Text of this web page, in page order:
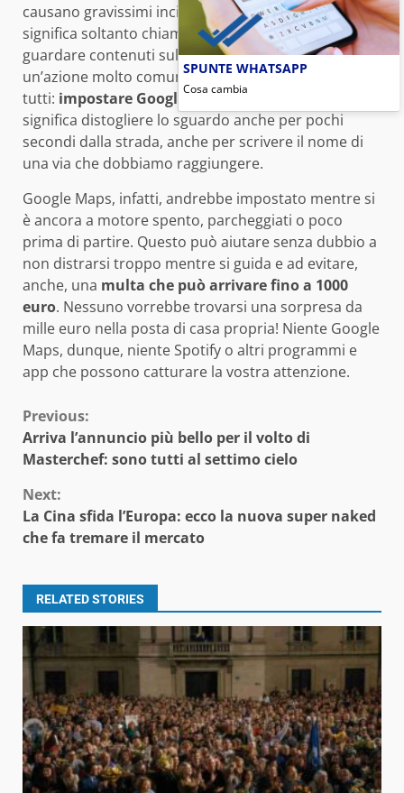
causano gravissimi incidenti. Ma questo non
significa soltanto chiamare, mandare messaggi o
guardare contenuti sullo schermo, vi rientra anche
un’azione molto comune che facciamo tutti, davvero
tutti: impostare Google Maps.Distrarsi alla guida
significa distogliere lo sguardo anche per pochi
secondi dalla strada, anche per scrivere il nome di
una via che dobbiamo raggiungere.
Google Maps, infatti, andrebbe impostato mentre si
è ancora a motore spento, parcheggiati o poco
prima di partire. Questo può aiutare senza dubbio a
non distrarsi troppo mentre si guida e ad evitare,
anche, una multa che può arrivare fino a 1000
euro. Nessuno vorrebbe trovarsi una sorpresa da
mille euro nella posta di casa propria! Niente Google
Maps, dunque, niente Spotify o altri programmi e
app che possono catturare la vostra attenzione.
Continue
Reading
Previous:
Arriva l’annuncio più bello per il volto di
Masterchef: sono tutti al settimo cielo
Next:
La Cina sfida l’Europa: ecco la nuova super naked
che fa tremare il mercato
RELATED STORIES
SPUNTE WHATSAPP
Cosa cambia